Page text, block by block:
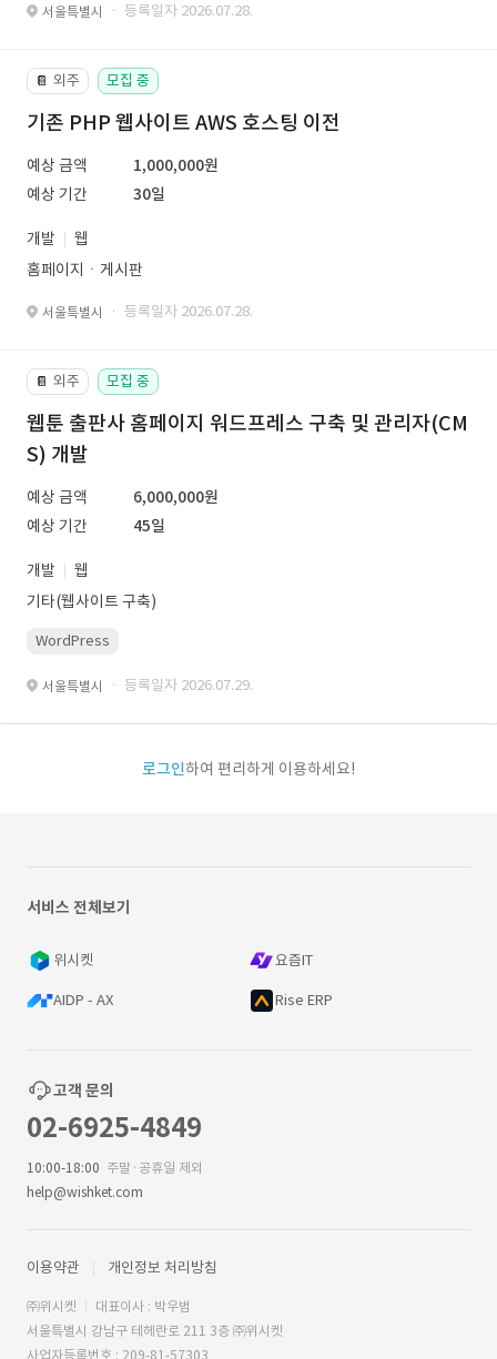
서울특별시 · 등록일자 2026.07.28.
📔 외주 모집 중
기존 PHP 웹사이트 AWS 호스팅 이전
예상 금액
1,000,000원
예상 기간
30일
개발
웹
홈페이지ㆍ게시판
서울특별시 · 등록일자 2026.07.28.
📔 외주 모집 중
웹툰 출판사 홈페이지 워드프레스 구축 및 관리자(CM
S) 개발
예상 금액
6,000,000원
예상 기간
45일
개발
웹
기타(웹사이트 구축)
WordPress
서울특별시 · 등록일자 2026.07.29.
로그인하여 편리하게 이용하세요!
서비스 전체보기
위시켓 요즘IT
AIDP - AX Rise ERP
고객 문의
02-6925-4849
10:00-18:00 주말·공휴일 제외
help@wishket.com
이용약관 개인정보 처리방침
㈜위시켓
대표이사 : 박우범
서울특별시 강남구 테헤란로 211 3층 ㈜위시켓
사업자등록번호 : 209-81-57303